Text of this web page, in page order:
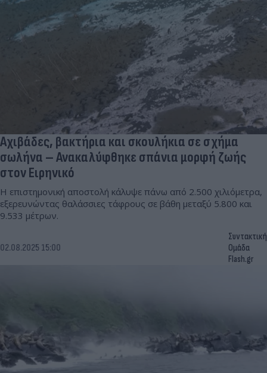
Αχιβάδες, βακτήρια και σκουλήκια σε σχήμα
σωλήνα – Ανακαλύφθηκε σπάνια μορφή ζωής
στον Ειρηνικό
Η επιστημονική αποστολή κάλυψε πάνω από 2.500 χιλιόμετρα,
εξερευνώντας θαλάσσιες τάφρους σε βάθη μεταξύ 5.800 και
9.533 μέτρων.
02.08.2025 15:00
Συντακτική
Ομάδα
Flash.gr